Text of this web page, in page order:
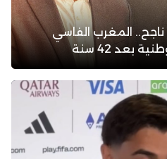
المغرب الفاسي
بعد 42 سنة